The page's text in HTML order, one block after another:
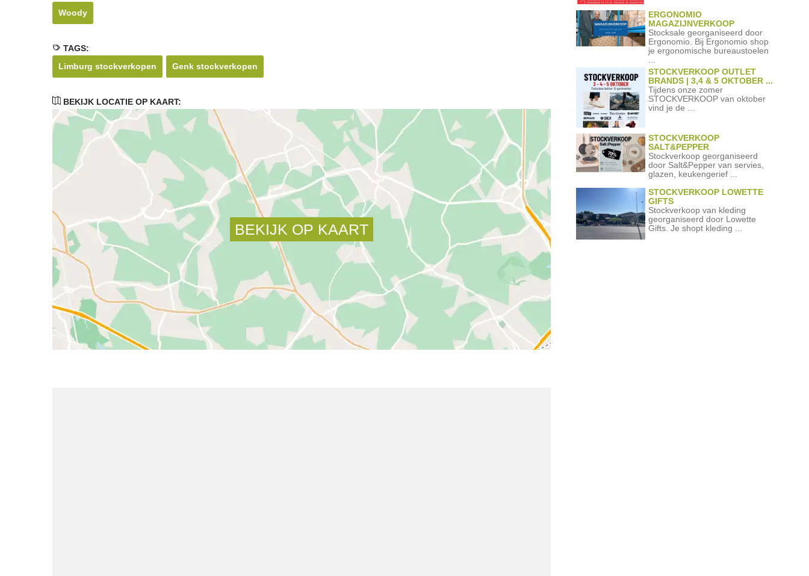
Woody
TAGS:
Limburg stockverkopen
Genk stockverkopen
BEKIJK LOCATIE OP KAART:
ERGONOMIO
MAGAZIJNVERKOOP
Stocksale georganiseerd door
Ergonomio. Bij Ergonomio shop
je ergonomische bureaustoelen
STOCKVERKOOP OUTLET
BRANDS | 3,4 & 5 OKTOBER ...
Tijdens onze zomer
STOCKVERKOOP van oktober
vind je de ...
STOCKVERKOOP
SALT&PEPPER
Stockverkoop georganiseerd
door Salt&Pepper van servies,
glazen, keukengerief ...
STOCKVERKOOP LOWETTE
GIFTS
Stockverkoop van kleding
georganiseerd door Lowette
Gifts. Je shopt kleding ...